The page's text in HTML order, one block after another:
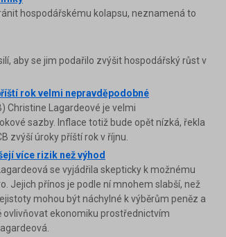
hospodářskému kolapsu, neznamená to
aby se jim podařilo zvýšit hospodářský růst v
rok velmi nepravděpodobné
Christine Lagardeové je velmi
sazby. Inflace totiž bude opět nízká, řekla
zvýší úroky příští rok v říjnu.
více rizik než výhod
se vyjádřila skepticky k možnému
Jejich přínos je podle ní mnohem slabší, než
mohou být náchylné k výběrům peněz a
ovlivňovat ekonomiku prostřednictvím